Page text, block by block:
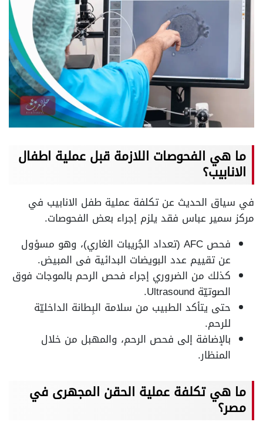
ما هي الفحوصات اللازمة قبل عملية اطفال
الانابيب؟
في سياق الحديث عن تكلفة عملية طفل الانابيب في
مركز سمير عباس فقد يلزم إجراء بعض الفحوصات.
فحص AFC (تعداد الجُريبات الغاري)، وهو مسؤول
عن تقييم عدد البويضات البدائية فى المبيض.
كذلك من الضروري إجراء فحص الرحم بالموجات فوق
الصوتيّة Ultrasound.
حتى يتأكد الطبيب من سلامة البِطانة الداخليّة
للرحم.
بالإضافة إلى فحص الرحم، والمهبل من خلال
المنظار.
ما هي تكلفة عملية الحقن المجهرى في
مصر؟